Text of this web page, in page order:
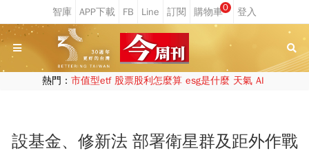
0
熱門： 市值型etf 股票股利怎麼算 esg是什麼 天氣 AI
設基金、修新法 部署衛星群及距外作戰